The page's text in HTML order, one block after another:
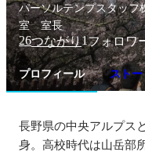
パーソルテンプスタッフ
室 室長
26つながり1フォロワ
プロフィール スト
長野県の中央アルプス
身。高校時代は山岳部所